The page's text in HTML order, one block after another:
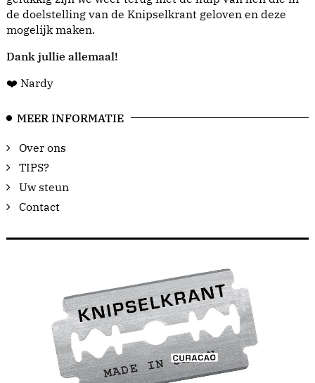
de doelstelling van de Knipselkrant geloven en deze
mogelijk maken.
Dank jullie allemaal!
❤️ Nardy
MEER INFORMATIE
Over ons
TIPS?
Uw steun
Contact